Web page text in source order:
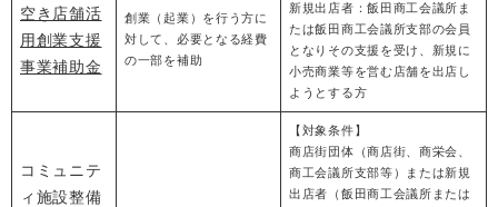
空き店舗活
用創業支援
事業補助金
創業（起業）を行う方に
対して、必要となる経費
の一部を補助
新規出店者：飯田商工会議所ま
たは飯田商工会議所支部の会員
となりその支援を受け、新規に
小売商業等を営む店舗を出店し
ようとする方
コミュニテ
ィ施設整備
【対象条件】
商店街団体（商店街、商栄会、
商工会議所支部等）または新規
出店者（飯田商工会議所または